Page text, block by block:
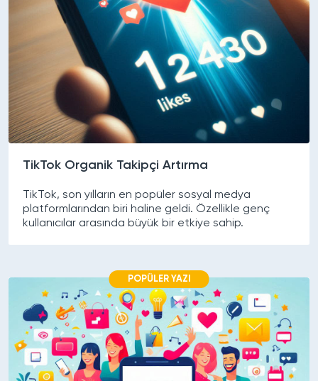
TikTok Organik Takipçi Artırma
TikTok, son yılların en popüler sosyal medya
platformlarından biri haline geldi. Özellikle genç
kullanıcılar arasında büyük bir etkiye sahip.
POPÜLER YAZI